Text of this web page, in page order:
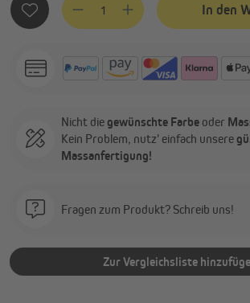
In den
Nicht die gewünschte Farbe oder
Kein Problem, nutz' einfach unsere
Massanfertigung!
Fragen zum Produkt? Schreib uns!
Zur Vergleichsliste